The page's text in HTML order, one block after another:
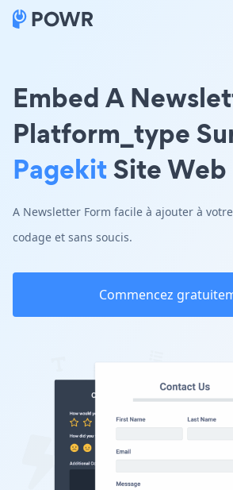
Embed A
Platform_type
PagekitSite Web
A Newsletter Form facile à ajouter à
codage et sans soucis.
Commencez